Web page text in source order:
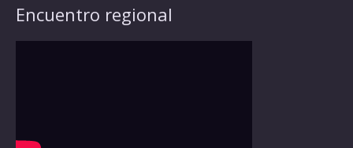
Encuentro regional